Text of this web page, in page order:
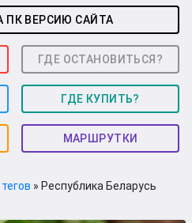
ПК ВЕРСИЮ САЙТА
ГДЕ ОСТАНОВИТЬСЯ?
ГДЕ КУПИТЬ?
МАРШРУТКИ
» Республика Беларусь